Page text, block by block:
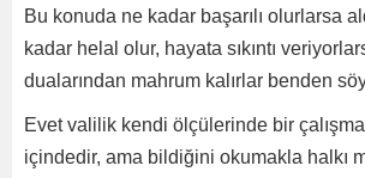
Bu konuda ne kadar başarılı olurlarsa
kadar helal olur, hayata sıkıntı
dualarından mahrum kalırlar benden
Evet valilik kendi ölçülerinde bir
içindedir, ama bildiğini okumakla halkı